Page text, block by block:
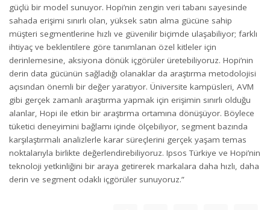
güçlü bir model sunuyor. Hopi’nin zengin veri tabanı sayesinde
sahada erişimi sınırlı olan, yüksek satın alma gücüne sahip
müşteri segmentlerine hızlı ve güvenilir biçimde ulaşabiliyor; farklı
ihtiyaç ve beklentilere göre tanımlanan özel kitleler için
derinlemesine, aksiyona dönük içgörüler üretebiliyoruz. Hopi’nin
derin data gücünün sağladığı olanaklar da araştırma metodolojisi
açısından önemli bir değer yaratıyor. Üniversite kampüsleri, AVM
gibi gerçek zamanlı araştırma yapmak için erişimin sınırlı olduğu
alanlar, Hopi ile etkin bir araştırma ortamına dönüşüyor. Böylece
tüketici deneyimini bağlamı içinde ölçebiliyor, segment bazında
karşılaştırmalı analizlerle karar süreçlerini gerçek yaşam temas
noktalarıyla birlikte değerlendirebiliyoruz. Ipsos Türkiye ve Hopi’nin
teknoloji yetkinliğini bir araya getirerek markalara daha hızlı, daha
derin ve segment odaklı içgörüler sunuyoruz.”